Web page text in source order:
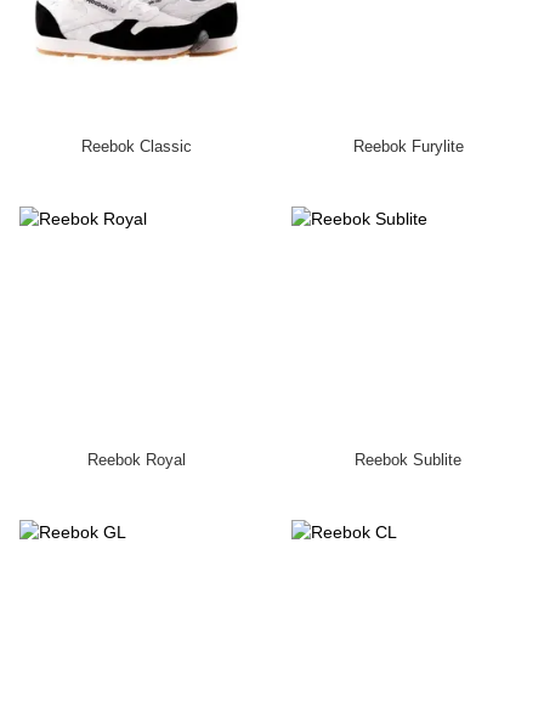
Reebok Classic Reebok Furylite
Reebok Royal Reebok Sublite